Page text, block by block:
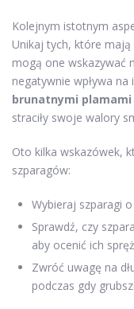
Kolejnym istotnym
Unikaj tych, które
mogą one wskazywać
negatywnie wpływa na
brunatnymi plamami
straciły swoje walory
Oto kilka wskazówek,
szparagów:
Wybieraj szparagi
Sprawdź, czy
aby ocenić ich
Zwróć uwagę na
podczas gdy